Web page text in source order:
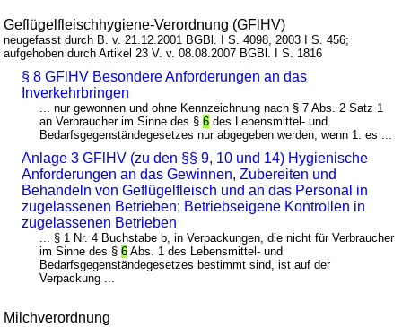
Geflügelfleischhygiene-Verordnung (GFlHV)
neugefasst durch B. v. 21.12.2001 BGBl. I S. 4098, 2003 I S. 456;
aufgehoben durch Artikel 23 V. v. 08.08.2007 BGBl. I S. 1816
§ 8 GFlHV Besondere Anforderungen an das
Inverkehrbringen
... nur gewonnen und ohne Kennzeichnung nach § 7 Abs. 2 Satz 1
an Verbraucher im Sinne des §6 des Lebensmittel- und
Bedarfsgegenständegesetzes nur abgegeben werden, wenn 1. es ...
Anlage 3 GFlHV (zu den §§ 9, 10 und 14) Hygienische
Anforderungen an das Gewinnen, Zubereiten und
Behandeln von Geflügelfleisch und an das Personal in
zugelassenen Betrieben; Betriebseigene Kontrollen in
zugelassenen Betrieben
... § 1 Nr. 4 Buchstabe b, in Verpackungen, die nicht für Verbraucher
im Sinne des §6 Abs. 1 des Lebensmittel- und
Bedarfsgegenständegesetzes bestimmt sind, ist auf der
Verpackung ...
Milchverordnung